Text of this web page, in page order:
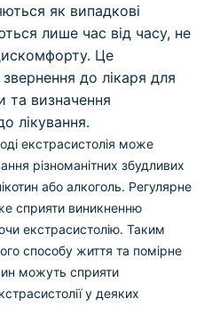
як випадкові
лише час від часу, не
Це
до лікаря для
та визначення
лікування.
екстрасистолія може
різноманітних збудливих
або алкоголь. Регулярне
сприяти виникненню
екстрасистолію. Таким
способу життя та помірне
можуть сприяти
у деяких